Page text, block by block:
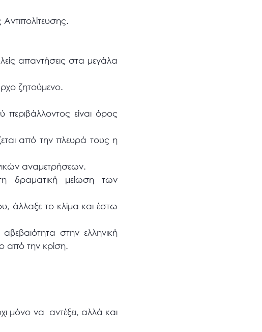
απαντήσεις στα μεγάλα
ζητούμενο.
είναι όρος
από την πλευρά τους η
αναμετρήσεων.
δραματική μείωση των
άλλαξε το κλίμα και έστω
στην ελληνική
από την κρίση.
μόνο να αντέξει, αλλά και